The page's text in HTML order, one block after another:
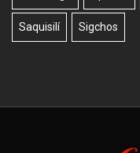
Saquisilí Sigchos